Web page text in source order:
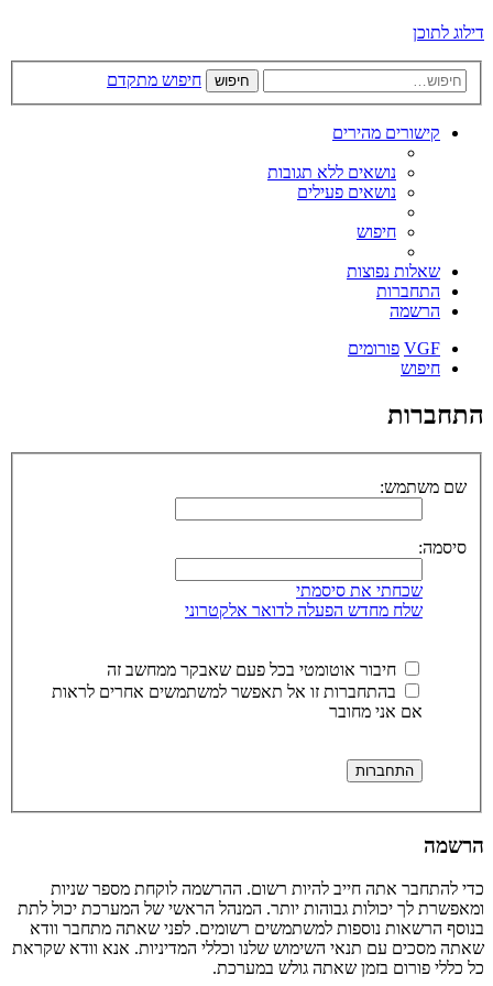
דילוג לתוכן
חיפוש חיפוש מתקדם
קישורים מהירים
נושאים ללא תגובות
נושאים פעילים
חיפוש
שאלות נפוצות
התחברות
הרשמה
VGF פורומים
חיפוש
התחברות
שם משתמש:
סיסמה:
שכחתי את סיסמתי
שלח מחדש הפעלה לדואר אלקטרוני
חיבור אוטומטי בכל פעם שאבקר ממחשב זה
בהתחברות זו אל תאפשר למשתמשים אחרים לראות
אם אני מחובר
הרשמה
כדי להתחבר אתה חייב להיות רשום. ההרשמה לוקחת מספר שניות
ומאפשרת לך יכולות גבוהות יותר. המנהל הראשי של המערכת יכול לתת
בנוסף הרשאות נוספות למשתמשים רשומים. לפני שאתה מתחבר וודא
שאתה מסכים עם תנאי השימוש שלנו וכללי המדיניות. אנא וודא שקראת
כל כללי פורום בזמן שאתה גולש במערכת.